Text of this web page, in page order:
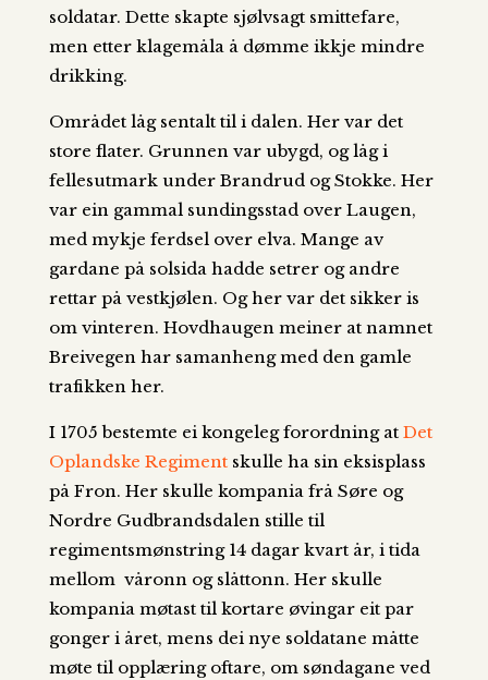
soldatar. Dette skapte sjølvsagt smittefare,
men etter klagemåla å dømme ikkje mindre
drikking.
Området låg sentalt til i dalen. Her var det
store flater. Grunnen var ubygd, og låg i
fellesutmark under Brandrud og Stokke. Her
var ein gammal sundingsstad over Laugen,
med mykje ferdsel over elva. Mange av
gardane på solsida hadde setrer og andre
rettar på vestkjølen. Og her var det sikker is
om vinteren. Hovdhaugen meiner at namnet
Breivegen har samanheng med den gamle
trafikken her.
I 1705 bestemte ei kongeleg forordning atDet
Oplandske Regiment skulle ha sin eksisplass
på Fron. Her skulle kompania frå Søre og
Nordre Gudbrandsdalen stille til
regimentsmønstring 14 dagar kvart år, i tida
mellom våronn og slåttonn. Her skulle
kompania møtast til kortare øvingar eit par
gonger i året, mens dei nye soldatane måtte
møte til opplæring oftare, om søndagane ved